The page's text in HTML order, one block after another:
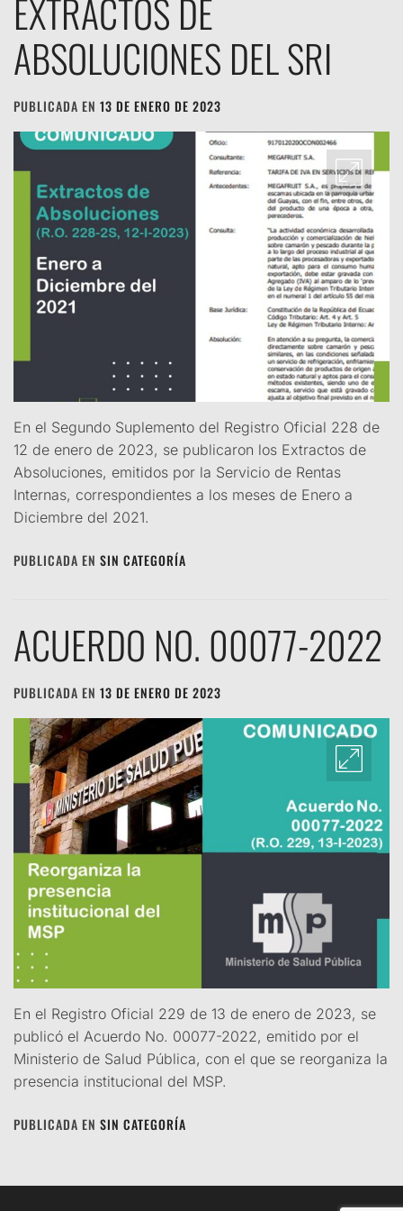
EXTRACTOS DE
ABSOLUCIONES DEL SRI
PUBLICADA EN 13 DE ENERO DE 2023
En el Segundo Suplemento del Registro Oficial 228 de
12 de enero de 2023, se publicaron los Extractos de
Absoluciones, emitidos por la Servicio de Rentas
Internas, correspondientes a los meses de Enero a
Diciembre del 2021.
PUBLICADA EN SIN CATEGORÍA
ACUERDO NO. 00077-2022
PUBLICADA EN 13 DE ENERO DE 2023
En el Registro Oficial 229 de 13 de enero de 2023, se
publicó el Acuerdo No. 00077-2022, emitido por el
Ministerio de Salud Pública, con el que se reorganiza la
presencia institucional del MSP.
PUBLICADA EN SIN CATEGORÍA